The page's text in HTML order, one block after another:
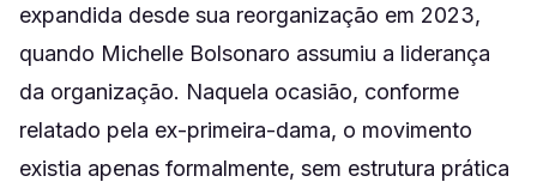
expandida desde sua reorganização em 2023,
quando Michelle Bolsonaro assumiu a liderança
da organização. Naquela ocasião, conforme
relatado pela ex-primeira-dama, o movimento
existia apenas formalmente, sem estrutura prática